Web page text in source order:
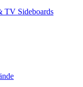
TV Sideboards